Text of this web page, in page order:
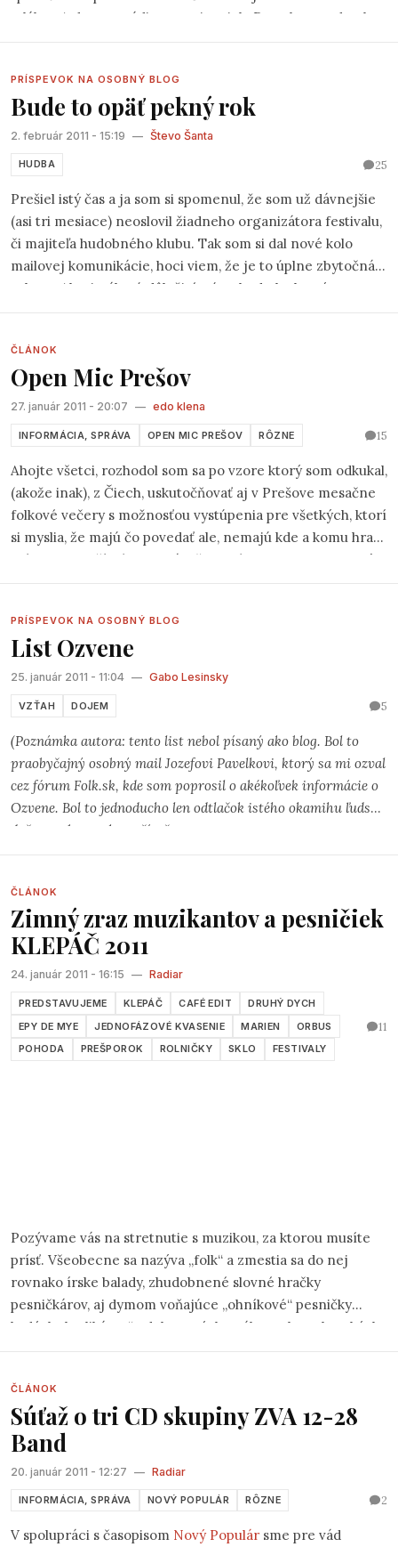
mlákou.A dnes to rádio naozaj vysiela.Dostal som od neho
PRÍSPEVOK NA OSOBNÝ BLOG
Bude to opäť pekný rok
2. február 2011 - 15:19 — Števo Šanta
HUDBA 25
Prešiel istý čas a ja som si spomenul, že som už dávnejšie
(asi tri mesiace) neoslovil žiadneho organizátora festivalu,
či majiteľa hudobného klubu. Tak som si dal nové kolo
mailovej komunikácie, hoci viem, že je to úplne zbytočná
robota. Ale rituály sú dôležité, sú to body, ku ktorým sa
ČLÁNOK
Open Mic Prešov
27. január 2011 - 20:07 — edo klena
INFORMÁCIA, SPRÁVA OPEN MIC PREŠOV RÔZNE 15
Ahojte všetci, rozhodol som sa po vzore ktorý som odkukal,
(akože inak), z Čiech, uskutočňovať aj v Prešove mesačne
folkové večery s možnosťou vystúpenia pre všetkých, ktorí
si myslia, že majú čo povedať ale, nemajú kde a komu hrať,
prípadne prečítať svoju báseň. Volať sa to bude
Open Mic
PRÍSPEVOK NA OSOBNÝ BLOG
List Ozvene
25. január 2011 - 11:04 — Gabo Lesinsky
VZŤAH DOJEM 5
(Poznámka autora: tento list nebol písaný ako blog. Bol to
praobyčajný osobný mail Jozefovi Pavelkovi, ktorý sa mi ozval
cez fórum Folk.sk, kde som poprosil o akékoľvek informácie o
Ozvene. Bol to jednoducho len odtlačok istého okamihu ľudskej
duše na obrazovke počítača.
ČLÁNOK
Zimný zraz muzikantov a pesničiek
KLEPÁČ 2011
24. január 2011 - 16:15 — Radiar
PREDSTAVUJEME KLEPÁČ CAFÉ EDIT
DRUHÝ DYCH
EPY DE MYE
JEDNOFÁZOVÉ KVASENIE MARIEN
ORBUS
POHODA
PREŠPOROK ROLNIČKY SKLO FESTIVALY
11
Pozývame vás na stretnutie s muzikou, za ktorou musíte
prísť. Všeobecne sa nazýva „folk“ a zmestia sa do nej
rovnako írske balady, zhudobnené slovné hračky
pesničkárov, aj dymom voňajúce „ohníkové“ pesničky
hrdých „kotlikárov“ odchovaných v táboroch, na horských
každý, kto vládze vziať gitaru do rúk a kto ešte celkom
nezblbol zo zvukového smogu, ktorým sme denne
prenasledovaní.
ČLÁNOK
Súťaž o tri CD skupiny ZVA 12-28
Band
20. január 2011 - 12:27 — Radiar
INFORMÁCIA, SPRÁVA NOVÝ POPULÁR RÔZNE 2
V spolupráci s časopisom Nový Populár sme pre vád